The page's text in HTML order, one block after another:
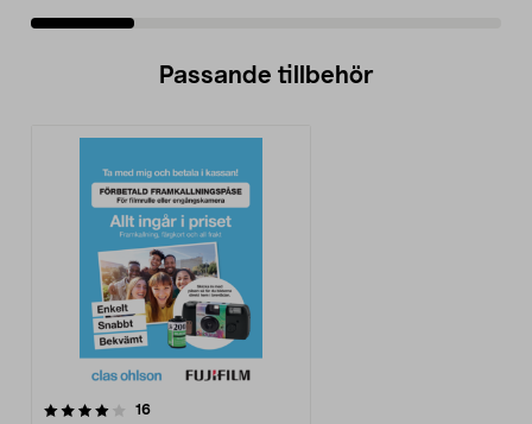
Passande tillbehör
16recensioner